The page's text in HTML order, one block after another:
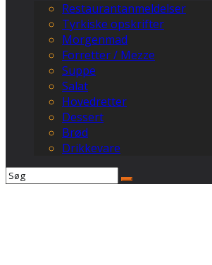
Restaurantanmeldelser
Tyrkiske opskrifter
Morgenmad
Forretter / Mezze
Suppe
Salat
Hovedretter
Dessert
Brød
Drikkevare